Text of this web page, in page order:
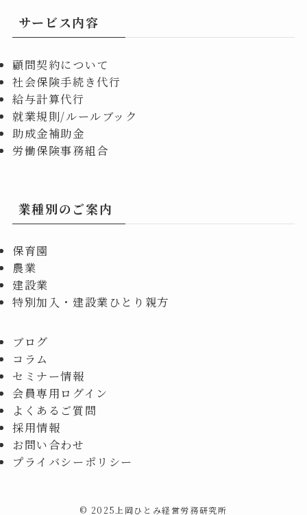
サービス内容
顧問契約について
社会保険手続き代行
給与計算代行
就業規則/ルールブック
助成金補助金
労働保険事務組合
業種別のご案内
保育園
農業
建設業
特別加入・建設業ひとり親方
ブログ
コラム
セミナー情報
会員専用ログイン
よくあるご質問
採用情報
お問い合わせ
プライバシーポリシー
© 2025上岡ひとみ経営労務研究所